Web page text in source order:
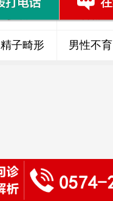
弱精
精子畸形 男性不育